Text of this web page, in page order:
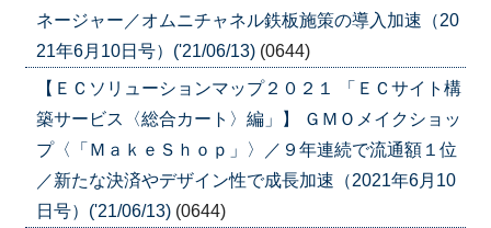
ネージャー／オムニチャネル鉄板施策の導入加速（20
21年6月10日号）('21/06/13) (0644)
【ＥＣソリューションマップ２０２１ 「ＥＣサイト構
築サービス〈総合カート〉編」】 ＧＭＯメイクショッ
プ〈「ＭａｋｅＳｈｏｐ」〉／９年連続で流通額１位
／新たな決済やデザイン性で成長加速（2021年6月10
日号）('21/06/13) (0644)